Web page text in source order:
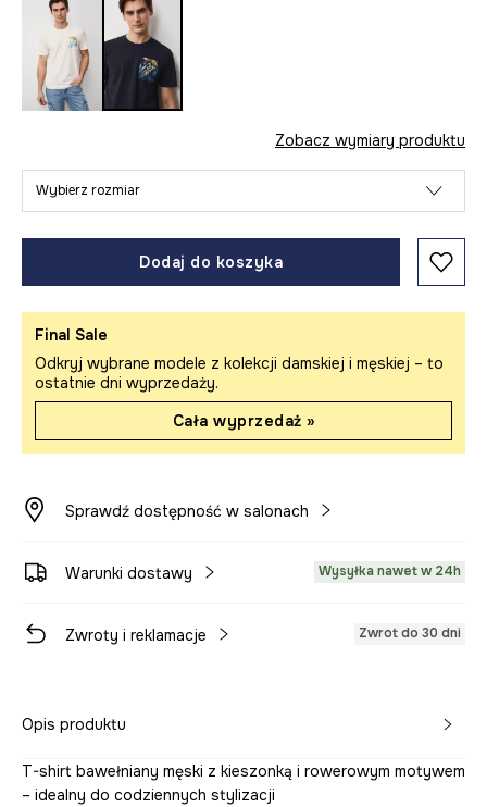
Zobacz wymiary produktu
Wybierz rozmiar
Dodaj do koszyka
Final Sale
Odkryj wybrane modele z kolekcji damskiej i męskiej – to
ostatnie dni wyprzedaży.
Cała wyprzedaż »
Sprawdź dostępność w salonach
Warunki dostawy Wysyłka nawet w 24h
Zwroty i reklamacje Zwrot do 30 dni
Opis produktu
T-shirt bawełniany męski z kieszonką i rowerowym motywem
– idealny do codziennych stylizacji